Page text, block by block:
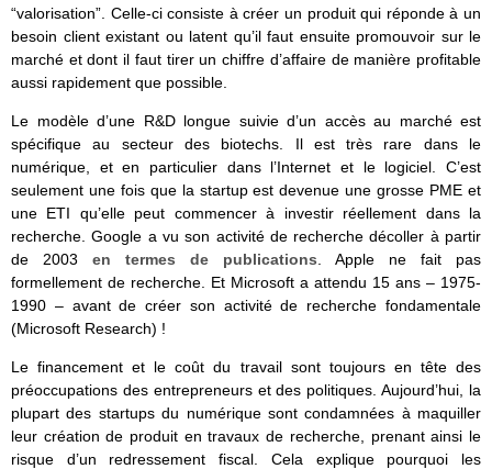
“valorisation”. Celle-ci consiste à créer un produit qui réponde à un
besoin client existant ou latent qu’il faut ensuite promouvoir sur le
marché et dont il faut tirer un chiffre d’affaire de manière profitable
aussi rapidement que possible.
Le modèle d’une R&D longue suivie d’un accès au marché est
spécifique au secteur des biotechs. Il est très rare dans le
numérique, et en particulier dans l’Internet et le logiciel. C’est
seulement une fois que la startup est devenue une grosse PME et
une ETI qu’elle peut commencer à investir réellement dans la
recherche. Google a vu son activité de recherche décoller à partir
de 2003 en termes de publications . Apple ne fait pas
formellement de recherche. Et Microsoft a attendu 15 ans – 1975-
1990 – avant de créer son activité de recherche fondamentale
(Microsoft Research) !
Le financement et le coût du travail sont toujours en tête des
préoccupations des entrepreneurs et des politiques. Aujourd’hui, la
plupart des startups du numérique sont condamnées à maquiller
leur création de produit en travaux de recherche, prenant ainsi le
risque d’un redressement fiscal. Cela explique pourquoi les